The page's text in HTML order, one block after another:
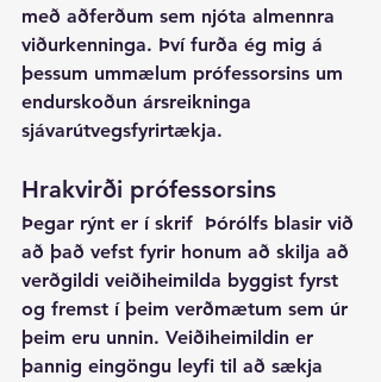
með aðferðum sem njóta almennra
viðurkenninga. Því furða ég mig á
þessum ummælum prófessorsins um
endurskoðun ársreikninga
sjávarútvegsfyrirtækja.
Hrakvirði prófessorsins
Þegar rýnt er í skrif  Þórólfs blasir við
að það vefst fyrir honum að skilja að
verðgildi veiðiheimilda byggist fyrst
og fremst í þeim verðmætum sem úr
þeim eru unnin. Veiðiheimildin er
þannig eingöngu leyfi til að sækja